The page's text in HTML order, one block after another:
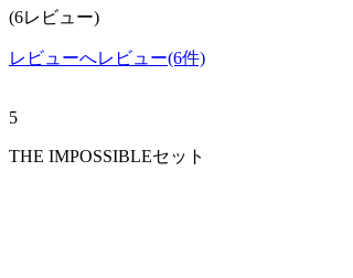
(6レビュー)
レビューへレビュー(6件)
5
THE IMPOSSIBLEセット